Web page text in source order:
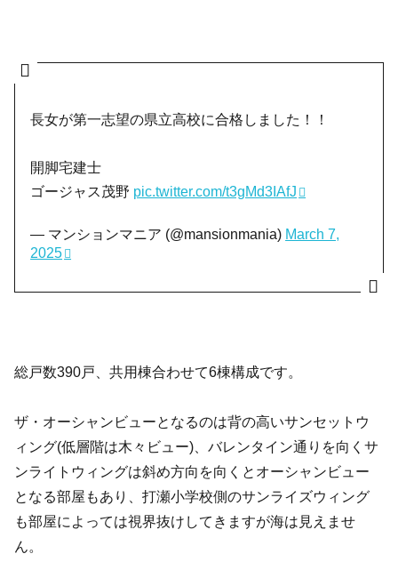
長女が第一志望の県立高校に合格しました！！
開脚宅建士
ゴージャス茂野 pic.twitter.com/t3gMd3IAfJ
— マンションマニア (@mansionmania) March 7,
2025
総戸数390戸、共用棟合わせて6棟構成です。
ザ・オーシャンビューとなるのは背の高いサンセットウ
ィング(低層階は木々ビュー)、バレンタイン通りを向くサ
ンライトウィングは斜め方向を向くとオーシャンビュー
となる部屋もあり、打瀬小学校側のサンライズウィング
も部屋によっては視界抜けしてきますが海は見えませ
ん。